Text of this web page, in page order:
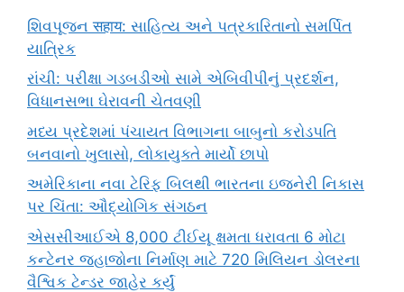
શિવપૂજન सहाय: સાહિત્ય અને પત્રકારિતાનો સમર્પિત
યાત્રિક
રાંચી: પરીક્ષા ગડબડીઓ સામે એબિવીપીનું પ્રદર્શન,
વિધાનસભા ઘેરાવની ચેતવણી
મધ્ય પ્રદેશમાં પંચાયત વિભાગના બાબુનો કરોડપતિ
બનવાનો ખુલાસો, લોકાયુક્તે માર્યો છાપો
અમેરિકાના નવા ટેરિફ બિલથી ભારતના ઇજનેરી નિકાસ
પર ચિંતા: ઔદ્યોગિક સંગઠન
એસસીઆઈએ 8,000 ટીઈયૂ ક્ષમતા ધરાવતા 6 મોટા
કન્ટેનર જહાજોના નિર્માણ માટે 720 મિલિયન ડોલરના
વૈશ્વિક ટેન્ડર જાહેર કર્યું